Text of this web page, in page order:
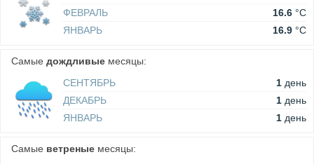
ФЕВРАЛЬ
16.6 °C
ЯНВАРЬ
16.9 °C
Самые дождливые месяцы:
СЕНТЯБРЬ
1 день
ДЕКАБРЬ
1 день
ЯНВАРЬ
1 день
Самые ветреные месяцы: